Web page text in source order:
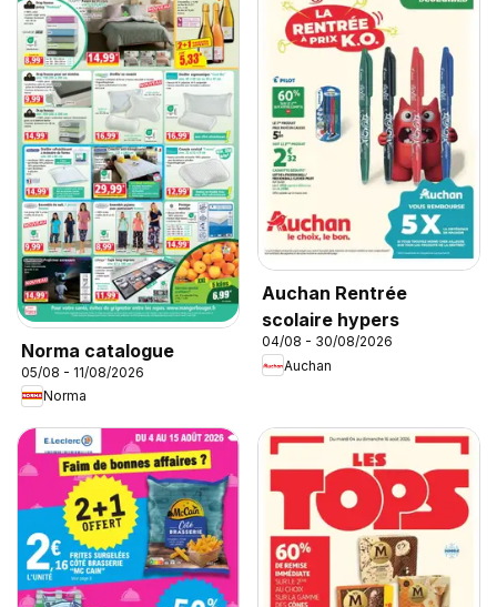
Norma catalogue
05/08 - 11/08/2026
Norma
Auchan Rentrée
scolaire hypers
04/08 - 30/08/2026
Auchan